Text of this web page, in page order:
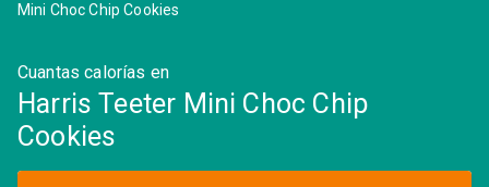
Mini Choc Chip Cookies
Cuantas calorías en
Harris Teeter Mini Choc Chip
Cookies